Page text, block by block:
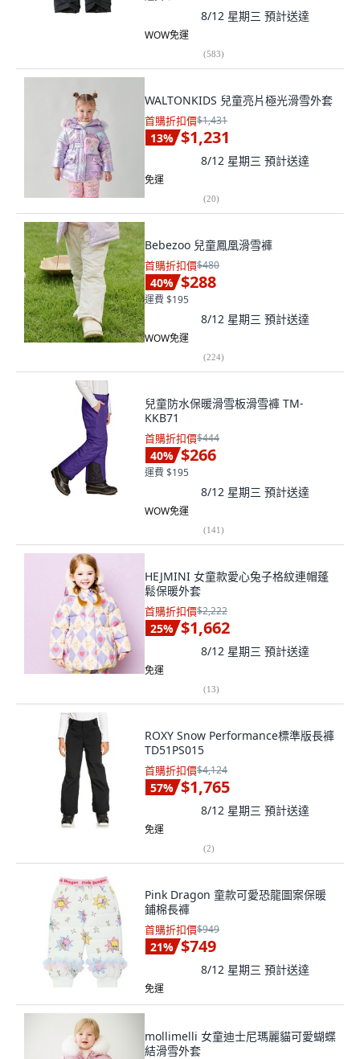
8/12 星期三 預計送達
WOW免運
(583)
WALTONKIDS 兒童亮片極光滑雪外套
首購折扣價$1,431
13% $1,231
8/12 星期三 預計送達
免運
(20)
Bebezoo 兒童鳳凰滑雪褲
首購折扣價$480
40% $288
運費 $195
8/12 星期三 預計送達
WOW免運
(224)
兒童防水保暖滑雪板滑雪褲 TM-
KKB71
首購折扣價$444
40% $266
運費 $195
8/12 星期三 預計送達
WOW免運
(141)
HEJMINI 女童款愛心兔子格紋連帽蓬
鬆保暖外套
首購折扣價$2,222
25% $1,662
8/12 星期三 預計送達
免運
(13)
ROXY Snow Performance標準版長褲
TD51PS015
首購折扣價$4,124
57% $1,765
8/12 星期三 預計送達
免運
(2)
Pink Dragon 童款可愛恐龍圖案保暖
鋪棉長褲
首購折扣價$949
21% $749
8/12 星期三 預計送達
免運
mollimelli 女童迪士尼瑪麗貓可愛蝴蝶
結滑雪外套